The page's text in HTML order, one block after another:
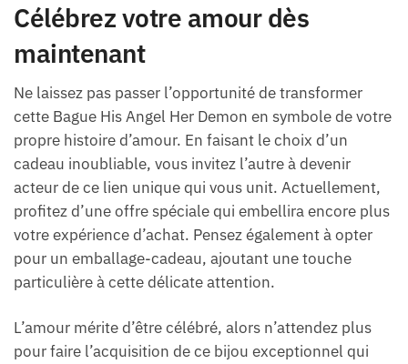
Célébrez votre amour dès
maintenant
Ne laissez pas passer l’opportunité de transformer
cette Bague His Angel Her Demon en symbole de votre
propre histoire d’amour. En faisant le choix d’un
cadeau inoubliable, vous invitez l’autre à devenir
acteur de ce lien unique qui vous unit. Actuellement,
profitez d’une offre spéciale qui embellira encore plus
votre expérience d’achat. Pensez également à opter
pour un emballage-cadeau, ajoutant une touche
particulière à cette délicate attention.
L’amour mérite d’être célébré, alors n’attendez plus
pour faire l’acquisition de ce bijou exceptionnel qui